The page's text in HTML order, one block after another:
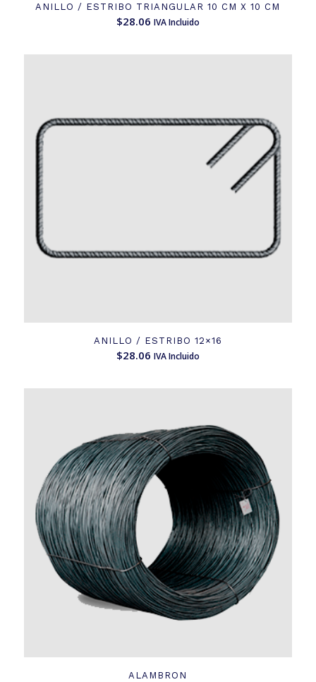
ANILLO / ESTRIBO TRIANGULAR 10 CM X 10 CM
$28.06 IVA Incluido
ANILLO / ESTRIBO 12×16
$28.06 IVA Incluido
ALAMBRON